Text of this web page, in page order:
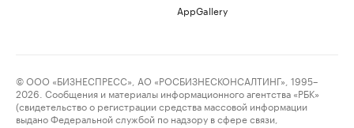
AppGallery
© ООО «БИЗНЕСПРЕСС», АО «РОСБИЗНЕСКОНСАЛТИНГ», 1995–
2026. Сообщения и материалы информационного агентства «РБК»
(свидетельство о регистрации средства массовой информации
выдано Федеральной службой по надзору в сфере связи,